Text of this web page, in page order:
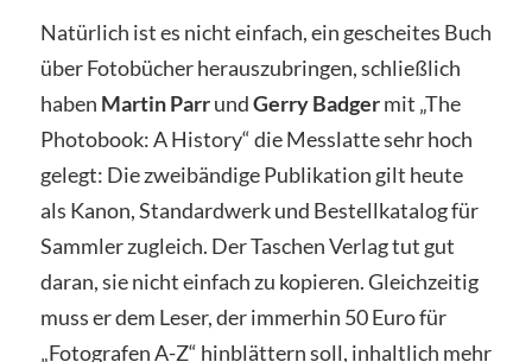
Natürlich ist es nicht einfach, ein gescheites Buch
über Fotobücher herauszubringen, schließlich
haben Martin ParrundGerry Badgermit „The
Photobook: A History“ die Messlatte sehr hoch
gelegt: Die zweibändige Publikation gilt heute
als Kanon, Standardwerk und Bestellkatalog für
Sammler zugleich. Der Taschen Verlag tut gut
daran, sie nicht einfach zu kopieren. Gleichzeitig
muss er dem Leser, der immerhin 50 Euro für
„Fotografen A-Z“ hinblättern soll, inhaltlich mehr